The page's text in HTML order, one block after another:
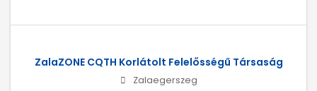
ZalaZONE CQTH Korlátolt Felelősségű Társaság
Zalaegerszeg